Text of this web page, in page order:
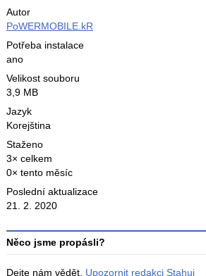
Autor
PoWERMOBILE.kR
Potřeba instalace
ano
Velikost souboru
3,9 MB
Jazyk
Korejština
Staženo
3× celkem
0× tento měsíc
Poslední aktualizace
21. 2. 2020
Něco jsme propásli?
Dejte nám vědět. Upozornit redakci Stahuj